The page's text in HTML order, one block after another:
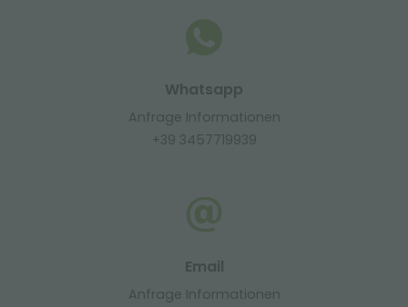
Whatsapp
Anfrage Informationen
+39 3457719939
Email
Anfrage Informationen